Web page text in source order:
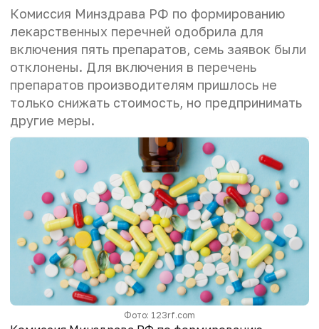
Комиссия Минздрава РФ по формированию
лекарственных перечней одобрила для
включения пять препаратов, семь заявок были
отклонены. Для включения в перечень
препаратов производителям пришлось не
только снижать стоимость, но предпринимать
другие меры.
Фото: 123rf.com